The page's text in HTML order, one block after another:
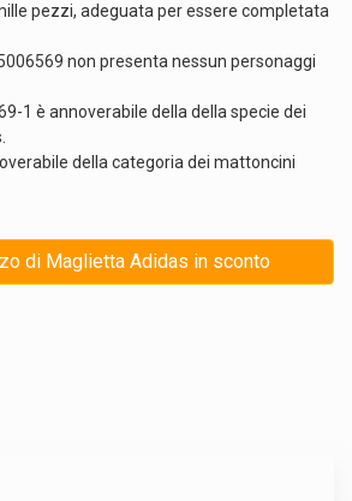
pezzi, adeguata per essere completata
non presenta nessun personaggi
1 è annoverabile della della specie dei
della categoria dei mattoncini
di Maglietta Adidas in sconto